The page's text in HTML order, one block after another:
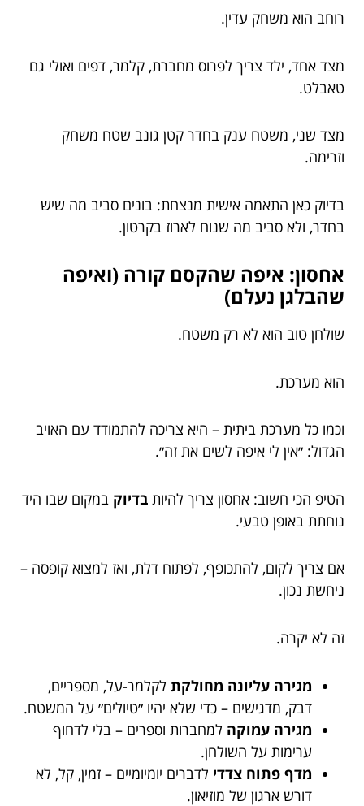
רוחב הוא משחק עדין.
מצד אחד, ילד צריך לפרוס מחברת, קלמר, דפים ואולי גם
טאבלט.
מצד שני, משטח ענק בחדר קטן גונב שטח משחק
וזרימה.
בדיוק כאן התאמה אישית מנצחת: בונים סביב מה שיש
בחדר, ולא סביב מה שנוח לארוז בקרטון.
אחסון: איפה שהקסם קורה (ואיפה
שהבלגן נעלם)
שולחן טוב הוא לא רק משטח.
הוא מערכת.
וכמו כל מערכת ביתית – היא צריכה להתמודד עם האויב
הגדול: ״אין לי איפה לשים את זה״.
הטיפ הכי חשוב: אחסון צריך להיות בדיוק במקום שבו היד
נוחתת באופן טבעי.
אם צריך לקום, להתכופף, לפתוח דלת, ואז למצוא קופסה –
ניחשת נכון.
זה לא יקרה.
מגירה עליונה מחולקת לקלמר-על, מספריים,
דבק, מדגישים – כדי שלא יהיו ״טיולים״ על המשטח.
מגירה עמוקה למחברות וספרים – בלי לדחוף
ערימות על השולחן.
מדף פתוח צדדי לדברים יומיומיים – זמין, קל, לא
דורש ארגון של מוזיאון.